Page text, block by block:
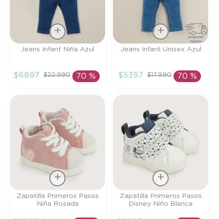
Talla
AÑADIR AL
Jeans Infant Niña Azul
$6897 $22.990 70 %
Talla
AÑADIR AL
Jeans Infant Unisex Azul
$5397 $17.990 70 %
Talla
Zapatilla Primeros Pasos
Niña Rosada
Talla
Zapatilla Primeros Pasos
Disney Niño Blanca